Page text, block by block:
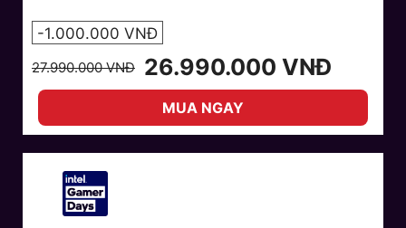
-1.000.000 VNĐ
27.990.000 VNĐ 26.990.000 VNĐ
MUA NGAY